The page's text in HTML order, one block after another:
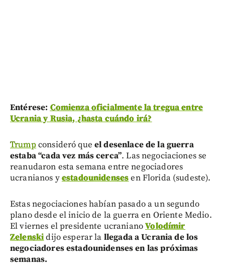
Entérese: Comienza oficialmente la tregua entre
Ucrania y Rusia, ¿hasta cuándo irá?
Trumpconsideró queel desenlace de la guerra
estaba “cada vez más cerca”. Las negociaciones se
reanudaron esta semana entre negociadores
ucranianos yestadounidensesen Florida (sudeste).
Estas negociaciones habían pasado a un segundo
plano desde el inicio de la guerra en Oriente Medio.
El viernes el presidente ucranianoVolodímir
Zelenskidijo esperar la llegada a Ucrania de los
negociadores estadounidenses en las próximas
semanas.